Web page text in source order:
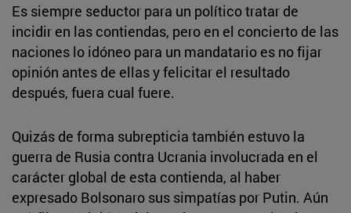
Es siempre seductor para un político tratar de
incidir en las contiendas, pero en el concierto de las
naciones lo idóneo para un mandatario es no fijar
opinión antes de ellas y felicitar el resultado
después, fuera cual fuere.
Quizás de forma subrepticia también estuvo la
guerra de Rusia contra Ucrania involucrada en el
carácter global de esta contienda, al haber
expresado Bolsonaro sus simpatías por Putin. Aún